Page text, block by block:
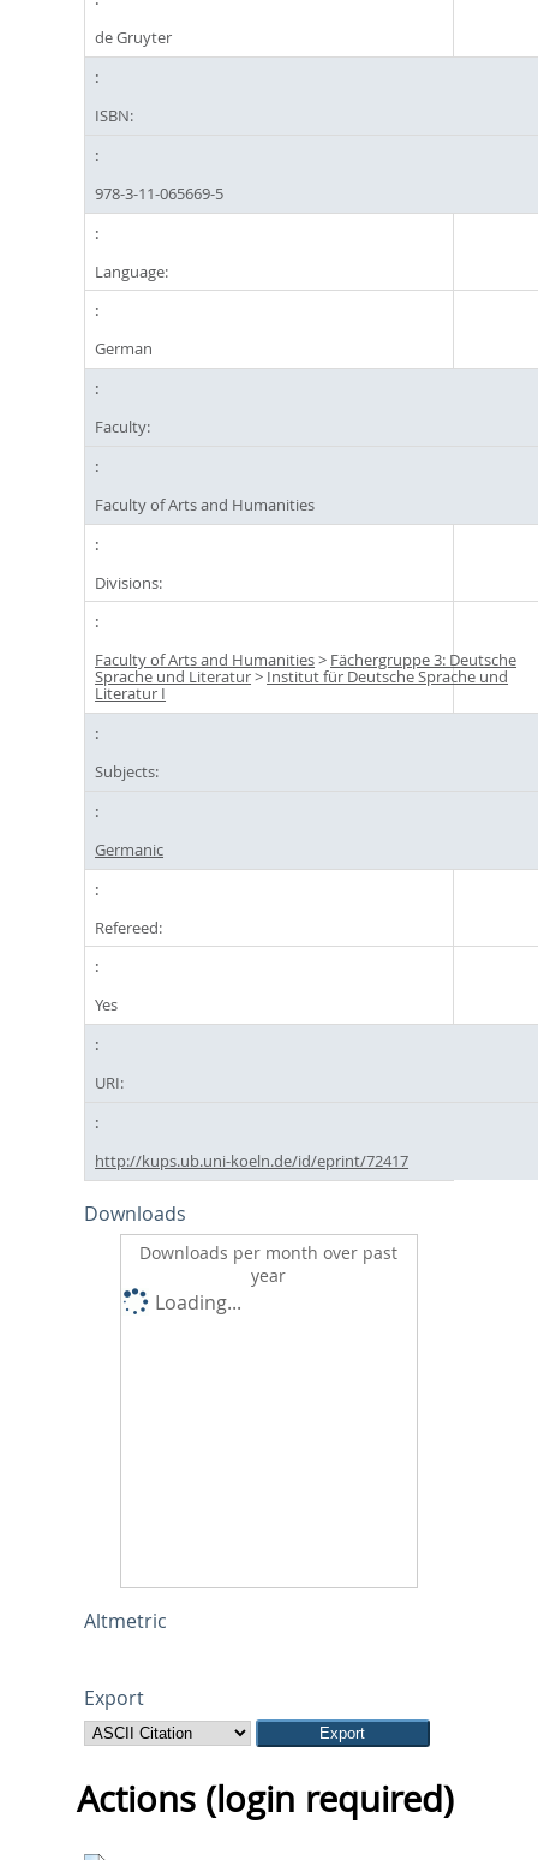
de Gruyter
ISBN:
978-3-11-065669-5
Language:
German
Faculty:
Faculty of Arts and Humanities
Divisions:
Faculty of Arts and Humanities> Fächergruppe 3: Deutsche
Sprache und Literatur> Institut für Deutsche Sprache und
Literatur I
Subjects:
Germanic
Refereed:
Yes
URI:
http://kups.ub.uni-koeln.de/id/eprint/72417
Downloads
Downloads per month over past
year
Loading...
Altmetric
Export
Actions (login required)